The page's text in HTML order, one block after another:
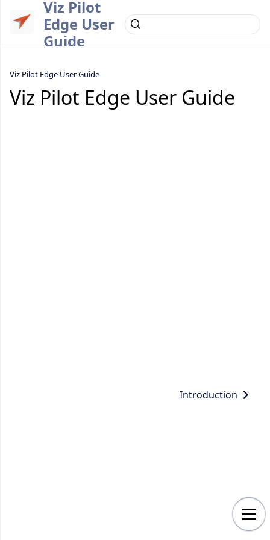
Viz Pilot
Edge User
Guide
Viz Pilot Edge User Guide
Viz Pilot Edge User Guide
Introduction